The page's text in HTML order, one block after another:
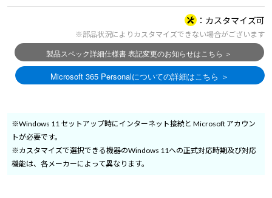
カスタマイズ可
※部品状況によりカスタマイズできない場合がございます
※Windows 11 セットアップ時にインターネット接続と Microsoft アカウン
トが必要です。
※カスタマイズで選択できる機器のWindows 11への正式対応時期及び対応
機能は、各メーカーによって異なります。